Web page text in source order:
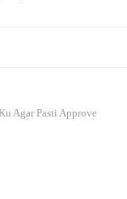
Agar Pasti Approve